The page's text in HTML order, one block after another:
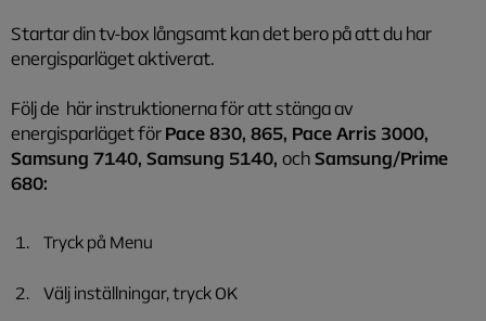
Startar din tv-box långsamt kan det bero på att du har
energisparläget aktiverat.
Följ de här instruktionerna för att stänga av
energisparläget förPace 830, 865, Pace Arris 3000,
Samsung 7140, Samsung 5140, ochSamsung/Prime
680:
Tryck på Menu
Välj inställningar, tryck OK